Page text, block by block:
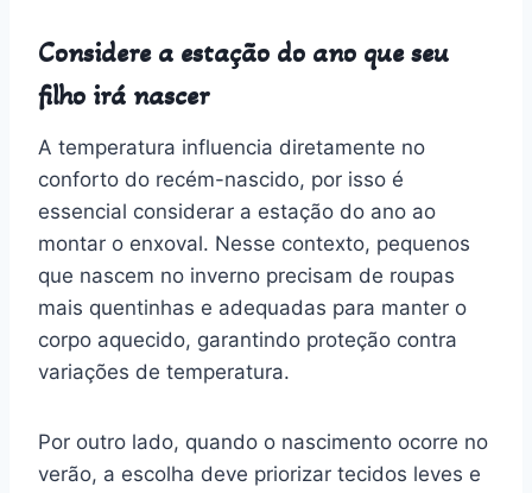
Considere a estação do ano que seu
filho irá nascer
A temperatura influencia diretamente no
conforto do recém-nascido, por isso é
essencial considerar a estação do ano ao
montar o enxoval. Nesse contexto, pequenos
que nascem no inverno precisam de roupas
mais quentinhas e adequadas para manter o
corpo aquecido, garantindo proteção contra
variações de temperatura.
Por outro lado, quando o nascimento ocorre no
verão, a escolha deve priorizar tecidos leves e